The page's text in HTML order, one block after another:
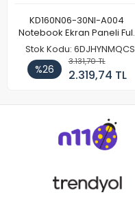
KD160N06-30NI-A004
Notebook Ekran Paneli Full
HD
Stok Kodu: 6DJHYNMQCS
%26
3.131,70 TL
2.319,74 TL